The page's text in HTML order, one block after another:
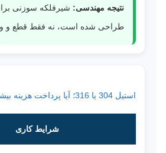
نتیجه مهندسی: شیرفلکه سوزنی
طراحی شده است، نه فقط قطع و
استیل 304 یا 316؛ آیا پرداخت هزینه بیشتر لازم است؟
شرایط کاری